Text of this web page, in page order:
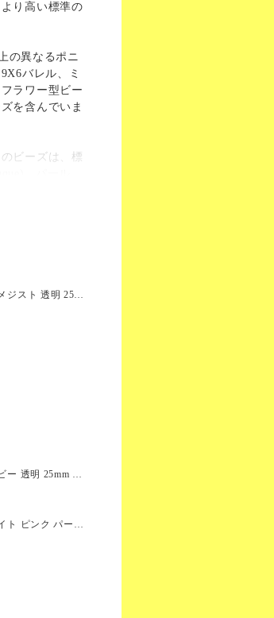
り高い標準の
の異なるポニ
バレル、ミ
ラワー型ビー
を含んでいま
ビーズは、標
など、 9
ウなど、 40以
とができま
57164 アメジスト 透明 25mm テディベア ポニービーズ (10個)
57180 ルビー 透明 25mm テディベア ポニービーズ (10個)
57241 ライト ピンク パール 25mm スコッティ ドッグ ポニービーズ (8個)